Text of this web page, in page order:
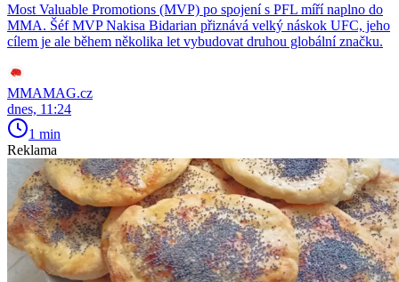
Most Valuable Promotions (MVP) po spojení s PFL míří naplno do
MMA. Šéf MVP Nakisa Bidarian přiznává velký náskok UFC, jeho
cílem je ale během několika let vybudovat druhou globální značku.
MMAMAG.cz
dnes, 11:24
1 min
Reklama